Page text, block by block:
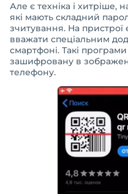
Але є техніка і хитріше,
які мають складний
зчитування. На
вважати спеціальним
смартфоні. Такі
зашифровану в
телефону.